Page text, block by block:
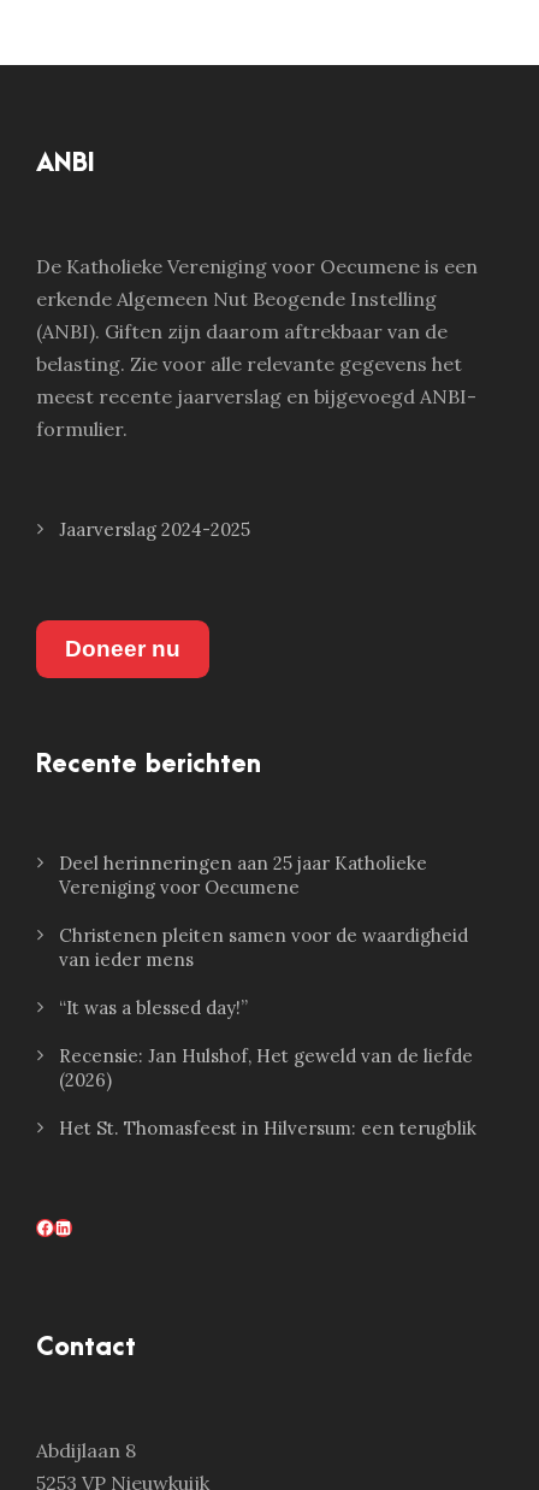
ANBI
De Katholieke Vereniging voor Oecumene is een
erkende Algemeen Nut Beogende Instelling
(ANBI). Giften zijn daarom aftrekbaar van de
belasting. Zie voor alle relevante gegevens het
meest recente jaarverslag en bijgevoegd ANBI-
formulier.
Jaarverslag 2024-2025
Doneer nu
Recente berichten
Deel herinneringen aan 25 jaar Katholieke
Vereniging voor Oecumene
Christenen pleiten samen voor de waardigheid
van ieder mens
“It was a blessed day!”
Recensie: Jan Hulshof, Het geweld van de liefde
(2026)
Het St. Thomasfeest in Hilversum: een terugblik
Facebook LinkedIn
Contact
Abdijlaan 8
5253 VP Nieuwkuijk